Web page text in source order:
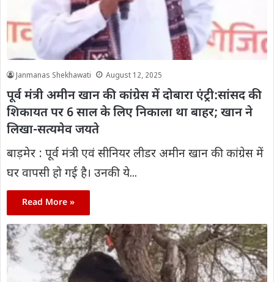
Janmanas Shekhawati August 12, 2025
पूर्व मंत्री अमीन खान की कांग्रेस में दोबारा एंट्री:सांसद की
शिकायत पर 6 साल के​ लिए निकाला था बाहर; खान ने
लिखा-सत्यमेव जयते
बाड़मेर : पूर्व मंत्री एवं सीनियर लीडर अमीन खान की कांग्रेस में
घर वापसी हो गई है। उनकी ये...
Read More »